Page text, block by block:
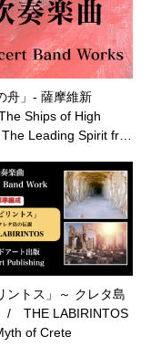
舟」- 薩摩維新
Ships of High
The Leading Spirit fr…
ントス」～ クレタ島
THE LABIRINTOS
of Crete